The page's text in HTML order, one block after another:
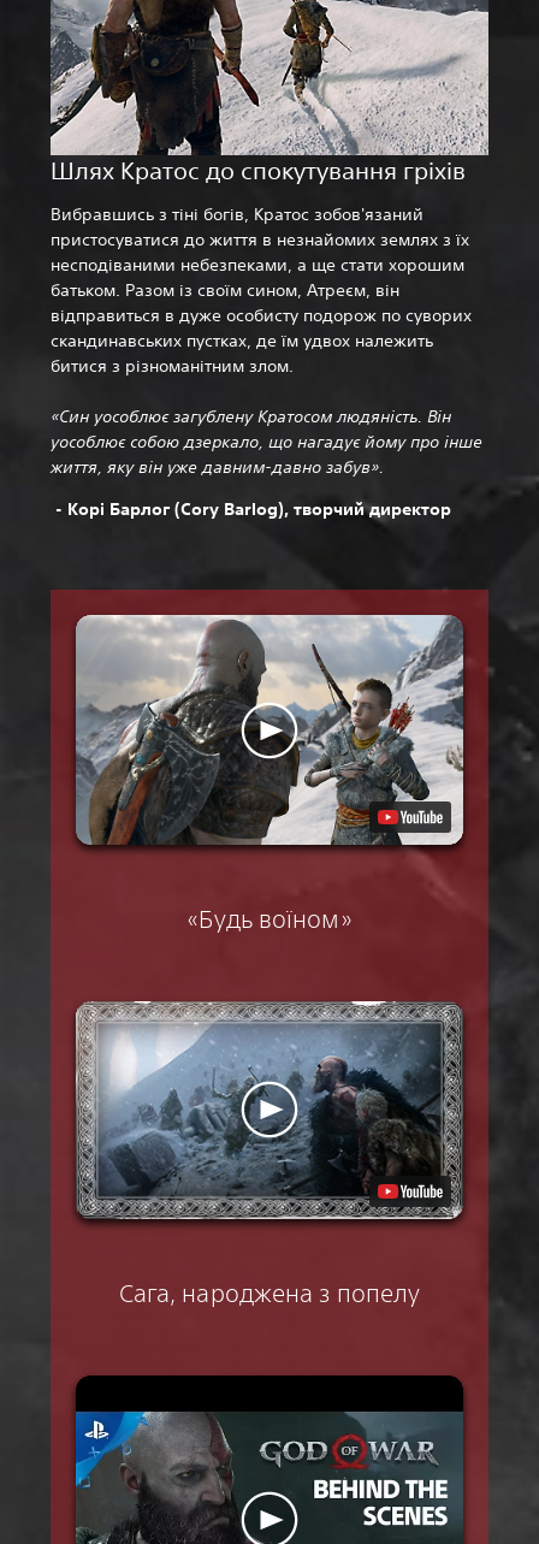
Шлях Кратос до спокутування гріхів
Вибравшись з тіні богів, Кратос зобов'язаний
пристосуватися до життя в незнайомих землях з їх
несподіваними небезпеками, а ще стати хорошим
батьком. Разом із своїм сином, Атреєм, він
відправиться в дуже особисту подорож по суворих
скандинавських пустках, де їм удвох належить
битися з різноманітним злом.
«Син уособлює загублену Кратосом людяність. Він
уособлює собою дзеркало, що нагадує йому про інше
життя, яку він уже давним-давно забув».
- Корі Барлог (Cory Barlog), творчий директор
«Будь воїном»
Сага, народжена з попелу